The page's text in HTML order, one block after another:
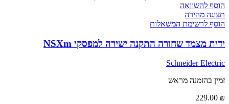
הוסף להשוואה
תצוגה מהירה
הוסף לרשימת המשאלות
ידית מצמד שחורה התקנה ישירה למפסקי NSXm
Schneider Electric
זמין בהזמנה מראש
229.00 ₪